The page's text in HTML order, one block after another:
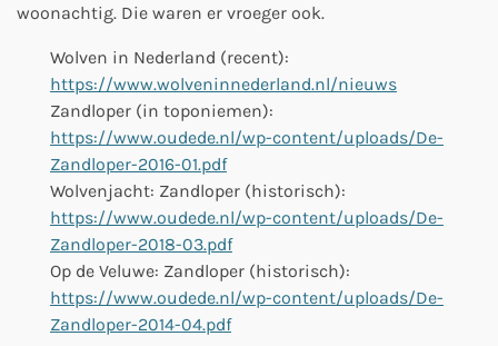
woonachtig. Die waren er vroeger ook.
Wolven in Nederland (recent):
https://www.wolveninnederland.nl/nieuws
Zandloper (in toponiemen):
https://www.oudede.nl/wp-content/uploads/De-
Zandloper-2016-01.pdf
Wolvenjacht: Zandloper (historisch):
https://www.oudede.nl/wp-content/uploads/De-
Zandloper-2018-03.pdf
Op de Veluwe: Zandloper (historisch):
https://www.oudede.nl/wp-content/uploads/De-
Zandloper-2014-04.pdf